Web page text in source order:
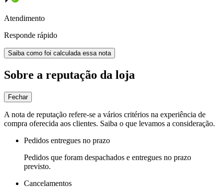
Atendimento
Responde rápido
Saiba como foi calculada essa nota
Sobre a reputação da loja
Fechar
A nota de reputação refere-se a vários critérios na experiência de
compra oferecida aos clientes. Saiba o que levamos a consideração.
Pedidos entregues no prazo
Pedidos que foram despachados e entregues no prazo
previsto.
Cancelamentos